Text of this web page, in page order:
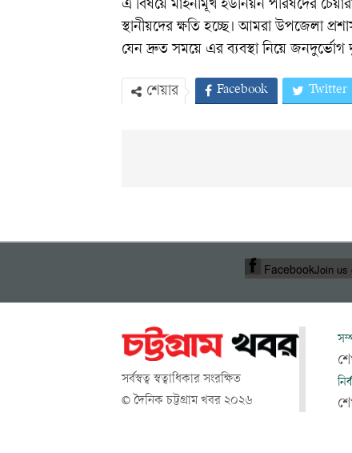
এ বিষয়ে মাইনীমূখ ইউনিয়ন পরিষদের
স্থানীয়দের ক্ষতি হচ্ছে। আমরা উপজেলা
যেন দ্রুত সময়ে এর ব্যবস্থা নিয়ে জনদুর্ভোগ
শেয়ার Facebook Twitter
FacebookJoin us
সর্বস্বত্ব স্বত্বাধিকার সংরক্ষিত
© দৈনিক চট্টগ্রাম খবর ২০২৬